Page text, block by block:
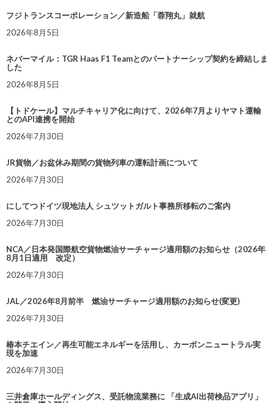
フジトランスコーポレーション／新造船「蓉翔丸」就航
2026年8月5日
ネバーマイル：TGR Haas F1 Teamとのパートナーシップ契約を締結しま
した
2026年8月5日
【トドケール】マルチキャリア化に向けて、2026年7月よりヤマト運輸
とのAPI連携を開始
2026年7月30日
JR貨物／お盆休み期間の貨物列車の運転計画について
2026年7月30日
にしてつドイツ現地法人 シュツットガルト事務所移転のご案内
2026年7月30日
NCA／日本発国際航空貨物燃油サーチャージ適用額のお知らせ（2026年
8月1日適用 改定）
2026年7月30日
JAL／2026年8月前半 燃油サーチャージ適用額のお知らせ(変更)
2026年7月30日
椿本チエイン／再生可能エネルギーを活用し、カーボンニュートラル実
現を加速
2026年7月30日
三井倉庫ホールディングス、受託物流業務に 「生成AI出荷検品アプリ」